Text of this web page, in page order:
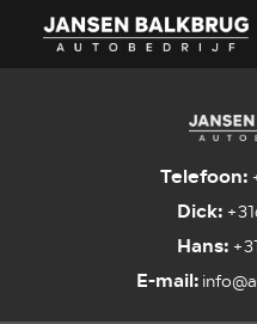
Telefoon:
Dick:
Hans:
E-mail: